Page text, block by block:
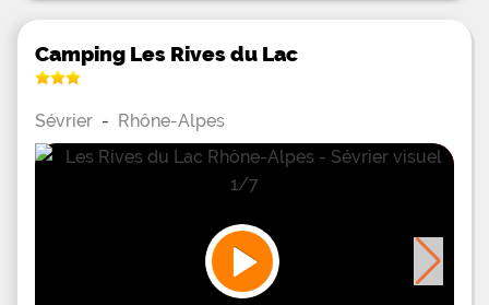
Camping Les Rives du Lac
Sévrier - Rhône-Alpes